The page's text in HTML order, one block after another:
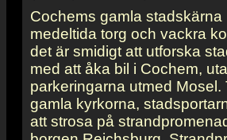
Cochems gamla
medeltida torg och vackra
det är smidigt att utforska
med att åka bil i Cochem,
parkeringarna utmed
gamla kyrkorna,
att strosa på